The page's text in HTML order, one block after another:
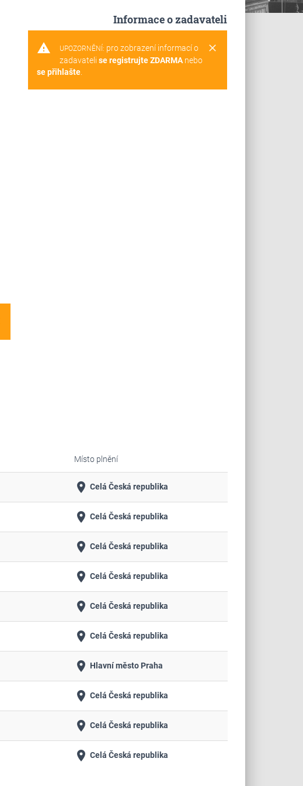
Informace o zadavateli
warning clear
UPOZORNĚNÍ: pro zobrazení informací o
zadavateli se registrujte ZDARMAnebo
se přihlašte.
Místo plnění
place Celá Česká republika
place Celá Česká republika
place Celá Česká republika
place Celá Česká republika
place Celá Česká republika
place Celá Česká republika
place Hlavní město Praha
place Celá Česká republika
place Celá Česká republika
place Celá Česká republika